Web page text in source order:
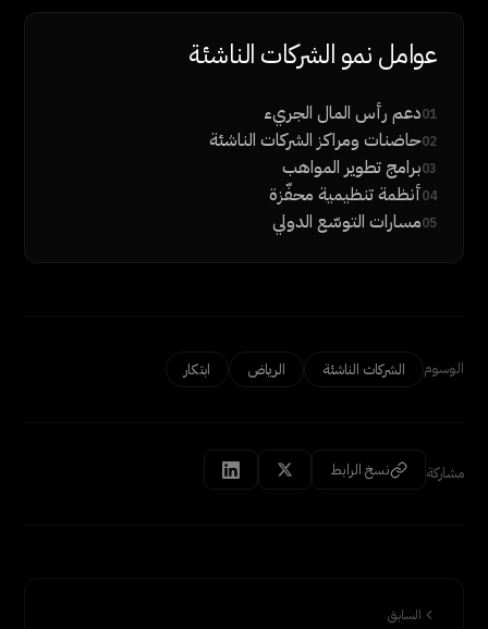
عوامل نمو الشركات الناشئة
01دعم رأس المال الجريء
02حاضنات ومراكز الشركات الناشئة
03برامج تطوير المواهب
04أنظمة تنظيمية محفّزة
05مسارات التوسّع الدولي
الوسوم الشركات الناشئة الرياض ابتكار
مشاركة نسخ الرابط
السابق